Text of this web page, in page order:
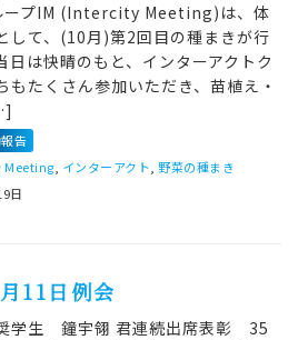
ープIM (Intercity Meeting)は、体
して、(10月)第2回目の種まきが行
日は快晴のもと、インターアクトク
もたくさん参加いただき、苗植え・
告
インターアクト 野菜の種まき
日
11日例会
学生 鐘宇翎 君連続出席表彰 35